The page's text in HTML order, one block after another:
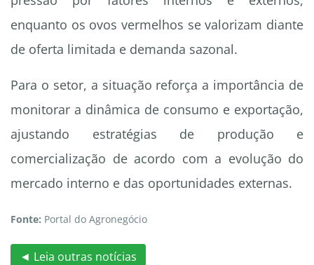
enquanto os ovos vermelhos se valorizam diante
de oferta limitada e demanda sazonal.
Para o setor, a situação reforça a importância de
monitorar a dinâmica de consumo e exportação,
ajustando estratégias de produção e
comercialização de acordo com a evolução do
mercado interno e das oportunidades externas.
Fonte: Portal do Agronegócio
◄ Leia outras notícias